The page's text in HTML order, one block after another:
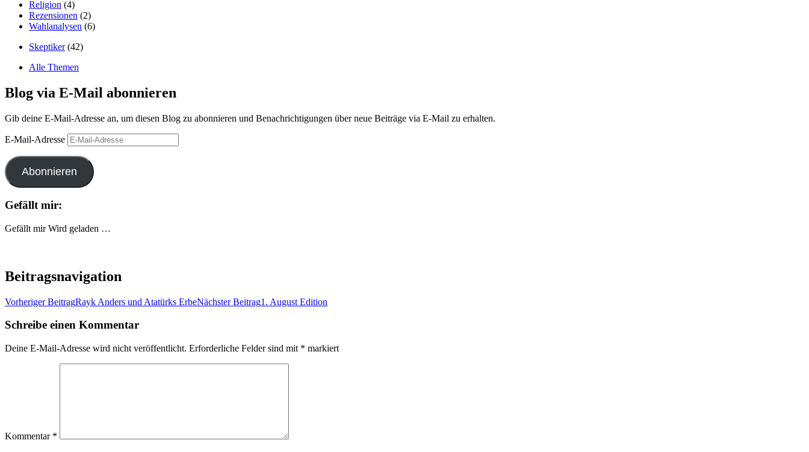
Religion (4)
Rezensionen (2)
Wahlanalysen (6)
Skeptiker(42)
Alle Themen
Blog via E-Mail abonnieren
Gib deine E-Mail-Adresse an, um diesen Blog zu abonnieren und Benachrichtigungen über neue Beiträge via E-Mail zu erhalten.
E-Mail-Adresse
Abonnieren
Gefällt mir:
Gefällt mir Wird geladen …
Beitragsnavigation
Vorheriger BeitragRayk Anders und Atatürks ErbeNächster Beitrag1. August Edition
Schreibe einen Kommentar
Deine E-Mail-Adresse wird nicht veröffentlicht. Erforderliche Felder sind mit * markiert
Kommentar *